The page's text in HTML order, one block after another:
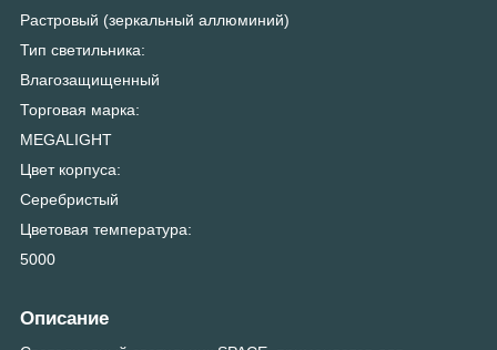
Растровый (зеркальный аллюминий)
Тип светильника:
Влагозащищенный
Торговая марка:
MEGALIGHT
Цвет корпуса:
Серебристый
Цветовая температура:
5000
Описание